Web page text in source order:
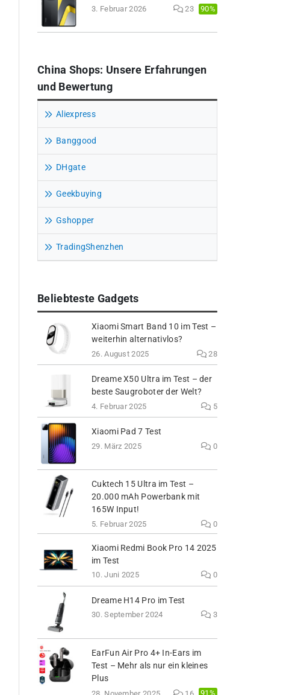
3. Februar 2026 23 90%
China Shops: Unsere Erfahrungen
und Bewertung
Aliexpress
Banggood
DHgate
Geekbuying
Gshopper
TradingShenzhen
Beliebteste Gadgets
Xiaomi Smart Band 10 im Test –
weiterhin alternativlos?
26. August 2025 28
Dreame X50 Ultra im Test – der
beste Saugroboter der Welt?
4. Februar 2025 5
Xiaomi Pad 7 Test
29. März 2025 0
Cuktech 15 Ultra im Test –
20.000 mAh Powerbank mit
165W Input!
5. Februar 2025 0
Xiaomi Redmi Book Pro 14 2025
im Test
10. Juni 2025 0
Dreame H14 Pro im Test
30. September 2024 3
EarFun Air Pro 4+ In-Ears im
Test – Mehr als nur ein kleines
Plus
91%